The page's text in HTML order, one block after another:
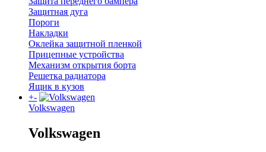
Защитная дуга
Пороги
Накладки
Оклейка защитной пленкой
Прицепные устройства
Механизм открытия борта
Решетка радиатора
Ящик в кузов
+-
Volkswagen
Volkswagen